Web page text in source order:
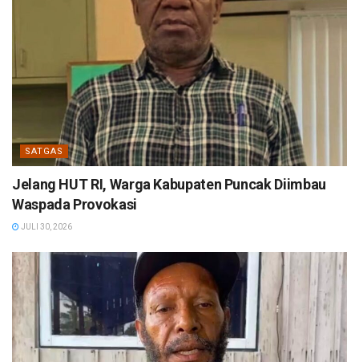
SATGAS
Jelang HUT RI, Warga Kabupaten Puncak Diimbau
Waspada Provokasi
JULI 30, 2026